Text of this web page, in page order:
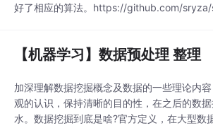
好了相应的算法。https://github.com/sryza/
数，访问量...
【机器学习】数据预处理 整理
加深理解数据挖掘概念及数据的一些理论内
观的认识，保持清晰的目的性，在之后的数
水。数据挖掘到底是啥?官方定义，在大型数